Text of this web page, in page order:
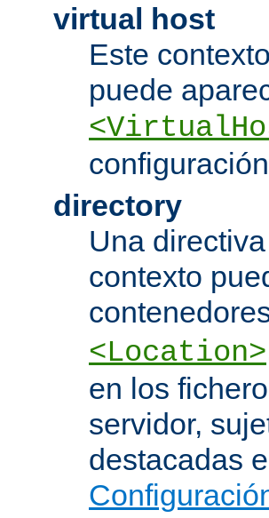
virtual host
Este
puede
directory
Una
contexto
<Location>
en los
servidor,
destacadas